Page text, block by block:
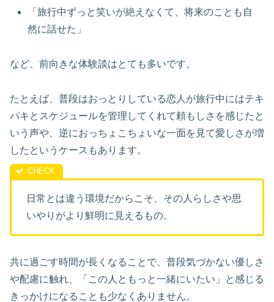
「旅行中ずっと笑いが絶えなくて、将来のことも自
然に話せた」
など、前向きな体験談はとても多いです。
たとえば、普段はおっとりしている恋人が旅行中にはテキ
パキとスケジュールを管理してくれて頼もしさを感じたと
いう声や、逆におっちょこちょいな一面を見て愛しさが増
したというケースもあります。
日常とは違う環境だからこそ、その人らしさや思
いやりがより鮮明に見えるもの。
共に過ごす時間が長くなることで、普段気づかない優しさ
や配慮に触れ、「この人ともっと一緒にいたい」と感じる
きっかけになることも少なくありません。